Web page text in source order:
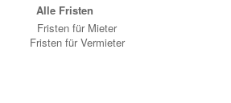
Alle Fristen
Fristen für Mieter
Fristen für Vermieter